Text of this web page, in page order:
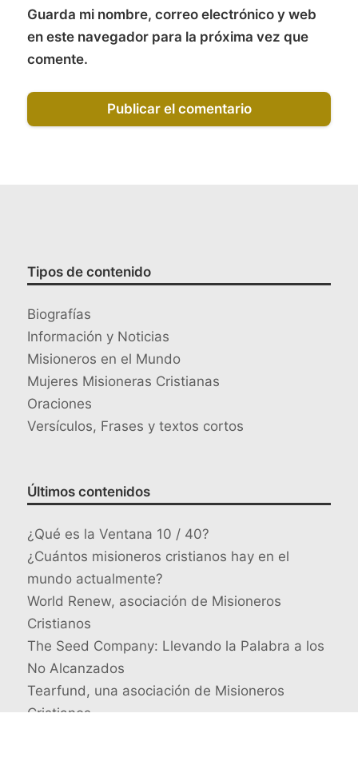
Guarda mi nombre, correo electrónico y web
en este navegador para la próxima vez que
comente.
Tipos de contenido
Biografías
Información y Noticias
Misioneros en el Mundo
Mujeres Misioneras Cristianas
Oraciones
Versículos, Frases y textos cortos
Últimos contenidos
¿Qué es la Ventana 10 / 40?
¿Cuántos misioneros cristianos hay en el
mundo actualmente?
World Renew, asociación de Misioneros
Cristianos
The Seed Company: Llevando la Palabra a los
No Alcanzados
Tearfund, una asociación de Misioneros
Cristianos